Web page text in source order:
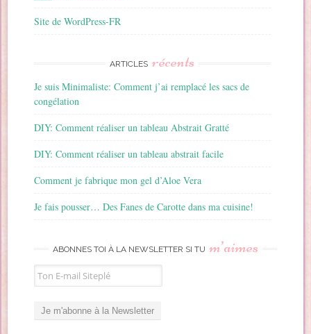
Site de WordPress-FR
ARTICLES récents
Je suis Minimaliste: Comment j’ai remplacé les sacs de
congélation
DIY: Comment réaliser un tableau Abstrait Gratté
DIY: Comment réaliser un tableau abstrait facile
Comment je fabrique mon gel d’Aloe Vera
Je fais pousser… Des Fanes de Carotte dans ma cuisine!
ABONNES TOI À LA NEWSLETTER SI TU m’aimes